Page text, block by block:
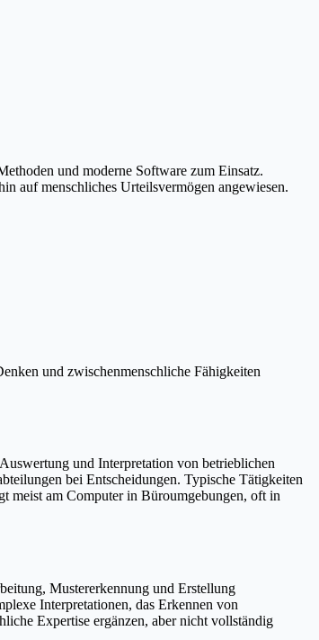
und moderne Software zum Einsatz.
auf menschliches Urteilsvermögen angewiesen.
und zwischenmenschliche Fähigkeiten
und Interpretation von betrieblichen
bei Entscheidungen. Typische Tätigkeiten
meist am Computer in Büroumgebungen, oft in
Mustererkennung und Erstellung
Interpretationen, das Erkennen von
Expertise ergänzen, aber nicht vollständig